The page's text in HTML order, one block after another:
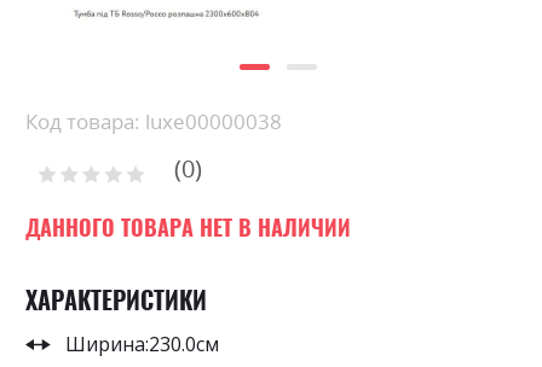
Skip
the
of
the
gallery
Код товара: luxe00000038
Рейтинг: 0
ДАННОГО ТОВАРА НЕТ В НАЛИЧИИ
ХАРАКТЕРИСТИКИ
Ширина:230.0см